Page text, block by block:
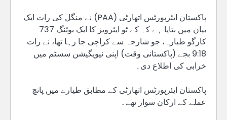
پاکستان ایئرپورٹس اتھارٹی (PAA) نے منگل کی رات ایک
بیان میں بتایا ہے کہ کے ٹو ایئرویز کا ایک بوئنگ 737
کارگو طیارہ، جو شارجہ سے کراچی جا رہا تھا، نے رات
9:18 بجے (پاکستانی وقت) اپنی نیویگیشن سسٹم میں
خرابی کی اطلاع دی۔
پاکستان ایئرپورٹس اتھارٹی کے مطابق طیارے میں پانچ
عملے کے ارکان سوار تھے۔